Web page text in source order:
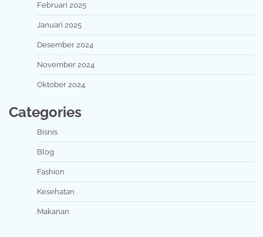
Februari 2025
Januari 2025
Desember 2024
November 2024
Oktober 2024
Categories
Bisnis
Blog
Fashion
Kesehatan
Makanan